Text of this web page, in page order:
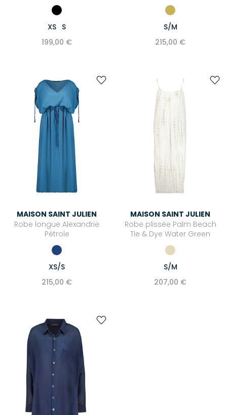
XS S
199,00 €
S/M
215,00 €
MAISON SAINT JULIEN
Robe longue Alexandrie
Pétrole
XS/S
215,00 €
MAISON SAINT JULIEN
Robe plissée Palm Beach
Tie & Dye Water Green
S/M
207,00 €